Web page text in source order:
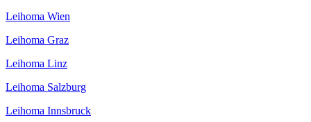
Leihoma Wien
Leihoma Graz
Leihoma Linz
Leihoma Salzburg
Leihoma Innsbruck